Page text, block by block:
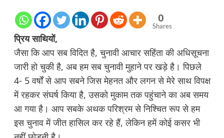
0
Shares
प्रिय साथियों,
जैसा कि आप सब विदित है, चुनावी आचार सहिंता की अधिसूचना
जारी हो चुकी है, अब हम सब चुनावी मुहाने पर खड़े है। पिछले
4- 5 वर्षों से आप सबने जिस मेहनत और लगन से मेरे साथ विपक्ष
में रहकर संघर्ष किया है, उसको मुकाम तक पहुंचाने का अब समय
आ गया है। आप सबके अथक परिश्रम से निश्चित रूप से हम
इस चुनाव में जीत हासिल कर रहे हैं, लेकिन हमें कोई कसर भी